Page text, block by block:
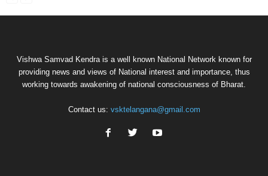
Vishwa Samvad Kendra is a well known National Network known for
providing news and views of National interest and importance, thus
working towards awakening of national consciousness of Bharat.
Contact us: vsktelangana@gmail.com